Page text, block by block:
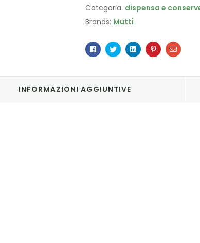
Categoria: dispensa e
Brands: Mutti
Facebook
TwitterLinkedinPinterestEmail
INFORMAZIONI AGGIUNTIVE